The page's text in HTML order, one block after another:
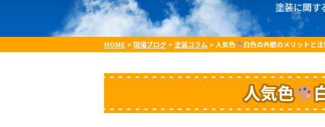
塗装に関す
HOME >現場ブログ >塗装コラム > 人気色 白色の外壁のメリットと注
人気色